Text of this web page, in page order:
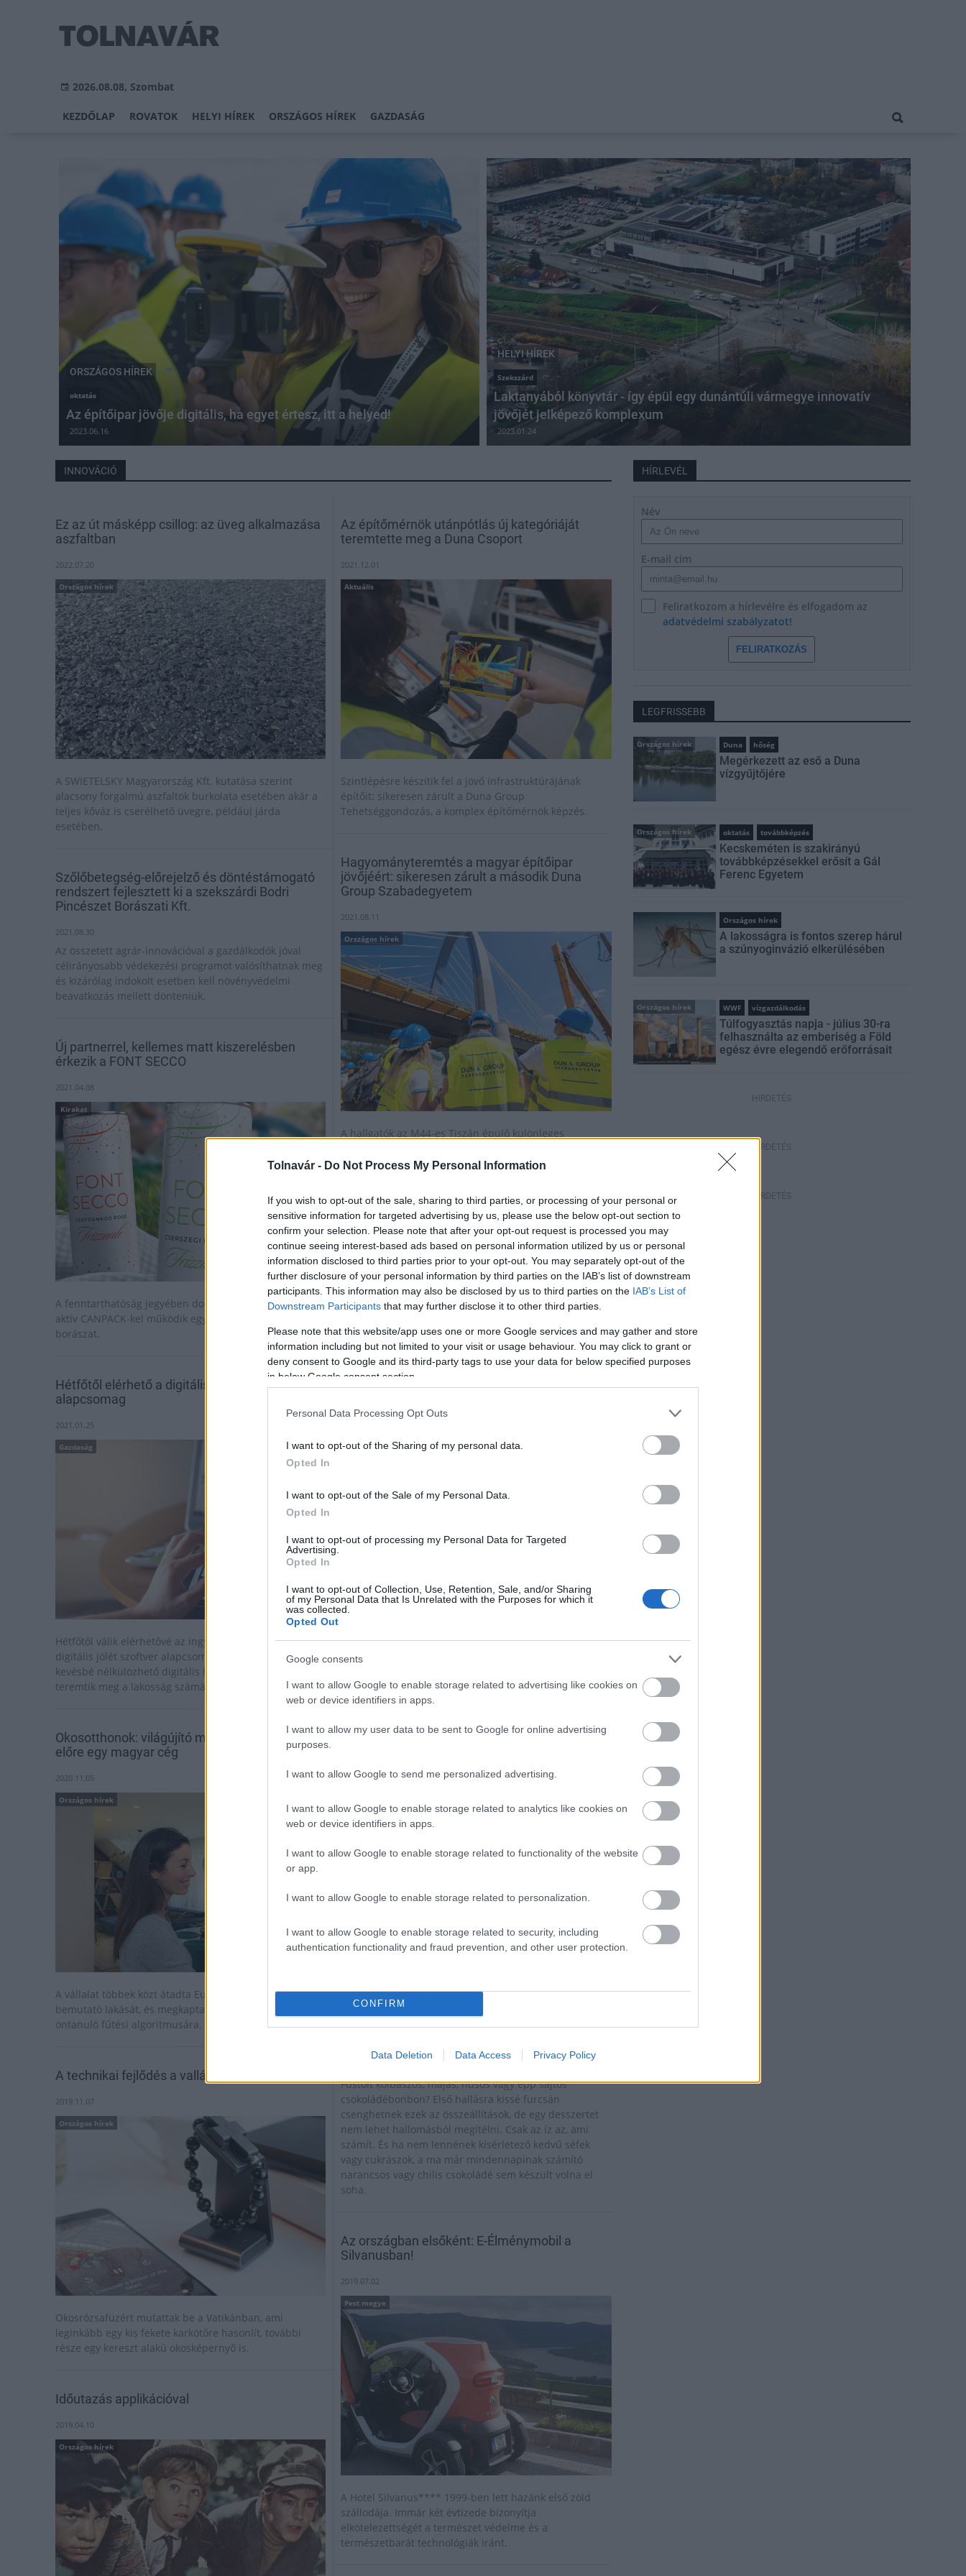
Tolnavár - Do Not Process My Personal Information
If you wish to opt-out of the sale, sharing to third parties, or processing of your personal or
sensitive information for targeted advertising by us, please use the below opt-out section to
confirm your selection. Please note that after your opt-out request is processed you may
continue seeing interest-based ads based on personal information utilized by us or personal
information disclosed to third parties prior to your opt-out. You may separately opt-out of the
further disclosure of your personal information by third parties on the IAB’s list of downstream
participants. This information may also be disclosed by us to third parties on the IAB’s List of
Downstream Participants that may further disclose it to other third parties.
Please note that this website/app uses one or more Google services and may gather and store
information including but not limited to your visit or usage behaviour. You may click to grant or
deny consent to Google and its third-party tags to use your data for below specified purposes
in below Google consent section.
Personal Data Processing Opt Outs
I want to opt-out of the Sharing of my personal data.
Opted In
I want to opt-out of the Sale of my Personal Data.
Opted In
I want to opt-out of processing my Personal Data for Targeted
Advertising.
Opted In
I want to opt-out of Collection, Use, Retention, Sale, and/or Sharing
of my Personal Data that Is Unrelated with the Purposes for which it
was collected.
Opted Out
Google consents
I want to allow Google to enable storage related to advertising like cookies on
web or device identifiers in apps.
I want to allow my user data to be sent to Google for online advertising
purposes.
I want to allow Google to send me personalized advertising.
I want to allow Google to enable storage related to analytics like cookies on
web or device identifiers in apps.
I want to allow Google to enable storage related to functionality of the website
or app.
I want to allow Google to enable storage related to personalization.
I want to allow Google to enable storage related to security, including
authentication functionality and fraud prevention, and other user protection.
CONFIRM
Data Deletion Data Access Privacy Policy
2026.08.08, Szombat
KEZDŐLAP ROVATOK HELYI HÍREK ORSZÁGOS HÍREK GAZDASÁG
ORSZÁGOS HÍREK
oktatás
Az építőipar jövője digitális, ha egyet értesz, itt a helyed!
2023.06.16
HELYI HÍREK
Szekszárd
Laktanyából könyvtár - így épül egy dunántúli vármegye innovatív
jövőjét jelképező komplexum
2023.01.24
INNOVÁCIÓ
Ez az út másképp csillog: az üveg alkalmazása
aszfaltban
2022.07.20
Országos hírek
A SWIETELSKY Magyarország Kft. kutatása szerint
alacsony forgalmú aszfaltok burkolata esetében akár a
teljes kőváz is cserélhető üvegre, például járda
esetében.
Szőlőbetegség-előrejelző és döntéstámogató
rendszert fejlesztett ki a szekszárdi Bodri
Pincészet Borászati Kft.
2021.08.30
Az összetett agrár-innovációval a gazdálkodók jóval
célirányosabb védekezési programot valósíthatnak meg
és kizárólag indokolt esetben kell növényvédelmi
beavatkozás mellett dönteniük.
Új partnerrel, kellemes matt kiszerelésben
érkezik a FONT SECCO
2021.04.08
Kirakat
A fenntarthatóság jegyében dolgozó, fiatalos piacon
aktív CANPACK-kel működik együtt a magyar Font
borászat.
Hétfőtől elérhető a digitális jólét szoftver
alapcsomag
2021.01.25
Gazdaság
Hétfőtől válik elérhetővé az ingyenesen letölthető
digitális jólét szoftver alapcsomag, amellyel az egyre
kevésbé nélkülözhető digitális hozzáférés lehetőségét
teremtik meg a lakosság számára.
Okosotthonok: világújító megoldásokkal tör
előre egy magyar cég
2020.11.05
Országos hírek
A vállalat többek közt átadta Európa szerte egyedülálló
bemutató lakását, és megkapta a szabadalmat az
öntanuló fűtési algoritmusára.
A technikai fejlődés a vallást sem kerüli el
2019.11.07
Országos hírek
Okosrózsafüzért mutattak be a Vatikánban, ami
leginkább egy kis fekete karkötőre hasonlít, további
része egy kereszt alakú okosképernyő is.
Időutazás applikációval
2019.04.10
Országos hírek
Az építőmérnök utánpótlás új kategóriáját
teremtette meg a Duna Csoport
2021.12.01
Aktuális
Szintlépésre készítik fel a jövő infrastruktúrájának
építőit: sikeresen zárult a Duna Group
Tehetséggondozás, a komplex építőmérnök képzés.
Hagyományteremtés a magyar építőipar
jövőjéért: sikeresen zárult a második Duna
Group Szabadegyetem
2021.08.11
Országos hírek
A hallgatók az M44-es Tiszán épülő különleges
úthálózatba bekötő 83-as út építkezésére is ellátogattak,
Hiánypótló szakmai oldal indult útjára Útépítés
Akadémia néven
2021.02.23
Aktuális
DO. Az építőipari szakmában hiánypótló honlap cikkei
praktikus tanácsokat adnak a betonozással vagy az
Magyar Közút Nonprofit Zrt. Nógrád Megyei
Igazgatóságának 2020-ban nyugdíjba vonult vezetője
technológiával: új gyáregység épül
Dunaföldváron
2020.11.19
A teljes költségvetéséből csaknem 10 milliárd forintot
Igazi gasztronómiai innováció Visegrádon:
Füstölt kolbászos, májas, húsos vagy épp sajtos
csokoládébonbon? Első hallásra kissé furcsán
csenghetnek ezek az összeállítások, de egy desszertet
nem lehet hallomásból megítélni. Csak az íz az, ami
számít. És ha nem lennének kísérletező kedvű séfek
vagy cukrászok, a ma már mindennapinak számító
narancsos vagy chilis csokoládé sem készült volna el
soha.
Az országban elsőként: E-Élménymobil a
Silvanusban!
2019.07.02
Pest megye
A Hotel Silvanus**** 1999-ben lett hazánk első zöld
szállodája. Immár két évtizede bizonyítja
elkötelezettségét a természet védelme és a
természetbarát technológiák iránt.
HÍRLEVÉL
Név
E-mail cím
Feliratkozom a hírlevélre és elfogadom az
adatvédelmi szabályzatot!
FELIRATKOZÁS
LEGFRISSEBB
Országos hírek Duna hőség
Megérkezett az eső a Duna
vízgyűjtőjére
Országos hírek oktatás továbbképzés
Kecskeméten is szakirányú
továbbképzésekkel erősít a Gál
Ferenc Egyetem
Országos hírek
A lakosságra is fontos szerep hárul
a szúnyoginvázió elkerülésében
Országos hírek WWF vízgazdálkodás
Túlfogyasztás napja - július 30-ra
felhasználta az emberiség a Föld
egész évre elegendő erőforrásait
HIRDETÉS
HIRDETÉS
HIRDETÉS